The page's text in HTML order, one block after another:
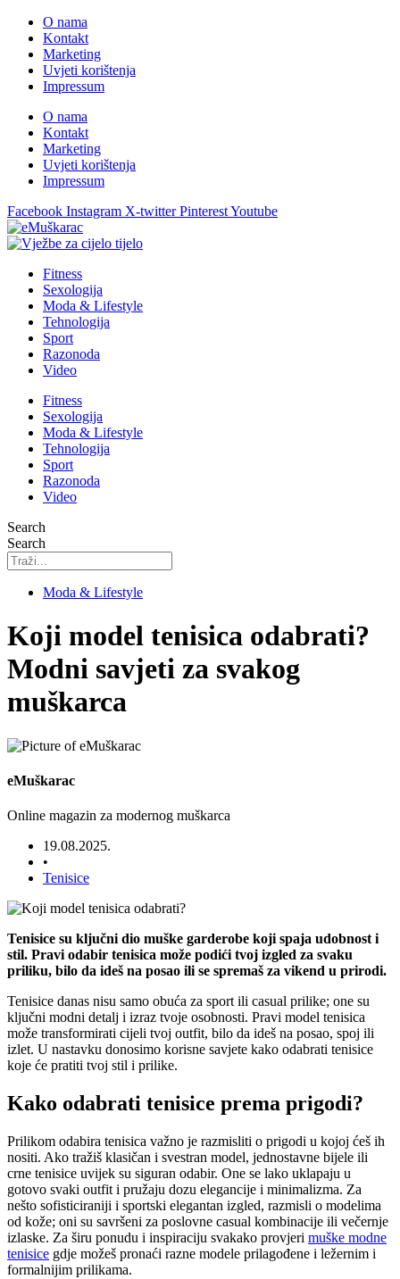
O nama
Kontakt
Marketing
Uvjeti korištenja
Impressum
O nama
Kontakt
Marketing
Uvjeti korištenja
Impressum
Facebook Instagram X-twitter PinterestYoutube
Fitness
Sexologija
Moda & Lifestyle
Tehnologija
Sport
Razonoda
Video
Fitness
Sexologija
Moda & Lifestyle
Tehnologija
Sport
Razonoda
Video
Search
Search
Moda & Lifestyle
Koji model tenisica odabrati?
Modni savjeti za svakog
muškarca
eMuškarac
Online magazin za modernog muškarca
19.08.2025.
•
Tenisice
Tenisice su ključni dio muške garderobe koji spaja udobnost i
stil. Pravi odabir tenisica može podići tvoj izgled za svaku
priliku, bilo da ideš na posao ili se spremaš za vikend u prirodi.
Tenisice danas nisu samo obuća za sport ili casual prilike; one su
ključni modni detalj i izraz tvoje osobnosti. Pravi model tenisica
može transformirati cijeli tvoj outfit, bilo da ideš na posao, spoj ili
izlet. U nastavku donosimo korisne savjete kako odabrati tenisice
koje će pratiti tvoj stil i prilike.
Kako odabrati tenisice prema prigodi?
Prilikom odabira tenisica važno je razmisliti o prigodi u kojoj ćeš ih
nositi. Ako tražiš klasičan i svestran model, jednostavne bijele ili
crne tenisice uvijek su siguran odabir. One se lako uklapaju u
gotovo svaki outfit i pružaju dozu elegancije i minimalizma. Za
nešto sofisticiraniji i sportski elegantan izgled, razmisli o modelima
od kože; oni su savršeni za poslovne casual kombinacije ili večernje
izlaske. Za širu ponudu i inspiraciju svakako provjeri muške modne
tenisice gdje možeš pronaći razne modele prilagođene i ležernim i
formalnijim prilikama.